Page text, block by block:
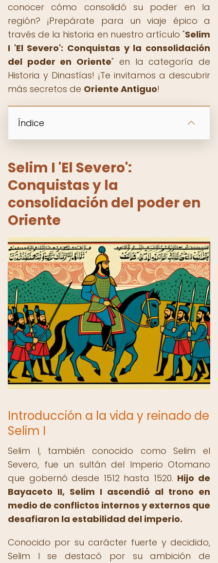
conocer cómo consolidó su poder en la
región? ¡Prepárate para un viaje épico a
través de la historia en nuestro artículo "Selim
I 'El Severo': Conquistas y la consolidación
del poder en Oriente" en la categoría de
Historia y Dinastías! ¡Te invitamos a descubrir
más secretos de Oriente Antiguo!
Índice
Selim I 'El Severo':
Conquistas y la
consolidación del poder en
Oriente
Introducción a la vida y reinado de
Selim I
Selim I, también conocido como Selim el
Severo, fue un sultán del Imperio Otomano
que gobernó desde 1512 hasta 1520. Hijo de
Bayaceto II, Selim I ascendió al trono en
medio de conflictos internos y externos que
desafiaron la estabilidad del imperio.
Conocido por su carácter fuerte y decidido,
Selim I se destacó por su ambición de